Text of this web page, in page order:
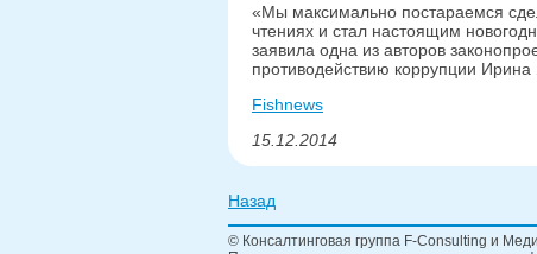
«Мы максимально постараемся
чтениях и стал настоящим
заявила одна из авторов
противодействию коррупции Ирина
Fishnews
15.12.2014
Назад
© Консалтинговая группа F-Consulting и